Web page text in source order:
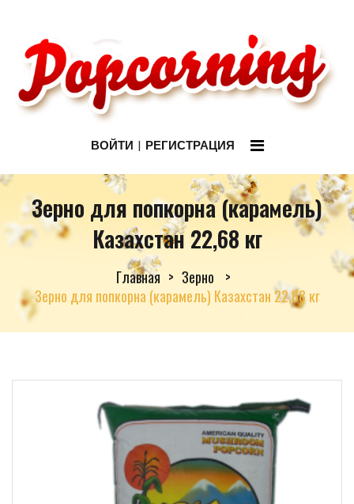
ВОЙТИ РЕГИСТРАЦИЯ
Зерно для попкорна (карамель)
Казахстан 22,68 кг
Главная
Зерно
Зерно для попкорна (карамель) Казахстан 22,68 кг